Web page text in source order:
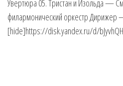
Увертюра 05. Тристан и Изольда —
филармонический оркестр
[hide]https://disk.yandex.ru/d/